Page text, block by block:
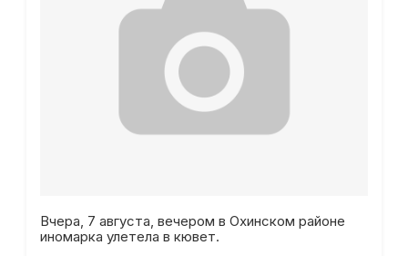
Вчера, 7 августа, вечером в Охинском районе
иномарка улетела в кювет.